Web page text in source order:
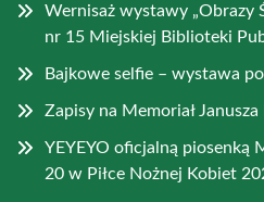
Wernisaż wystawy „Obrazy
nr 15 Miejskiej Biblioteki
Bajkowe selfie – wystawa
Zapisy na Memoriał
YEYEYO oficjalną piosenką
20 w Piłce Nożnej Kobiet